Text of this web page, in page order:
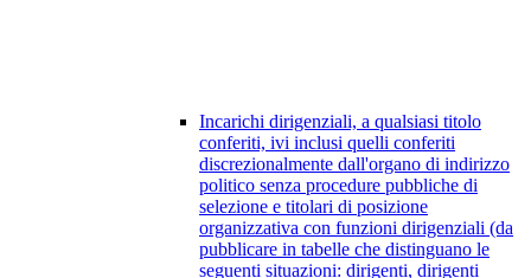
Incarichi dirigenziali, a qualsiasi titolo
conferiti, ivi inclusi quelli conferiti
discrezionalmente dall'organo di indirizzo
politico senza procedure pubbliche di
selezione e titolari di posizione
organizzativa con funzioni dirigenziali (da
pubblicare in tabelle che distinguano le
seguenti situazioni: dirigenti, dirigenti